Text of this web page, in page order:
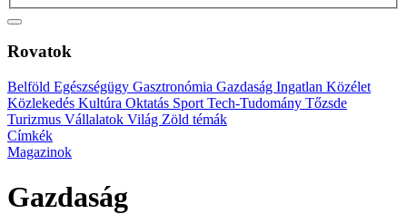
Rovatok
Belföld Egészségügy Gasztronómia Gazdaság Ingatlan Közélet
Közlekedés Kultúra Oktatás Sport Tech-Tudomány Tőzsde
Turizmus Vállalatok Világ Zöld témák
Címkék
Magazinok
Gazdaság